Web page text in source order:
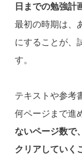
日までの勉強計
最初の時期は、
にすることが、
す。
テキストや参考
何ページまで進
ないページ数で
クリアしていく